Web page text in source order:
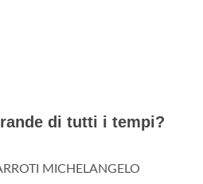
di tutti i tempi?
MICHELANGELO